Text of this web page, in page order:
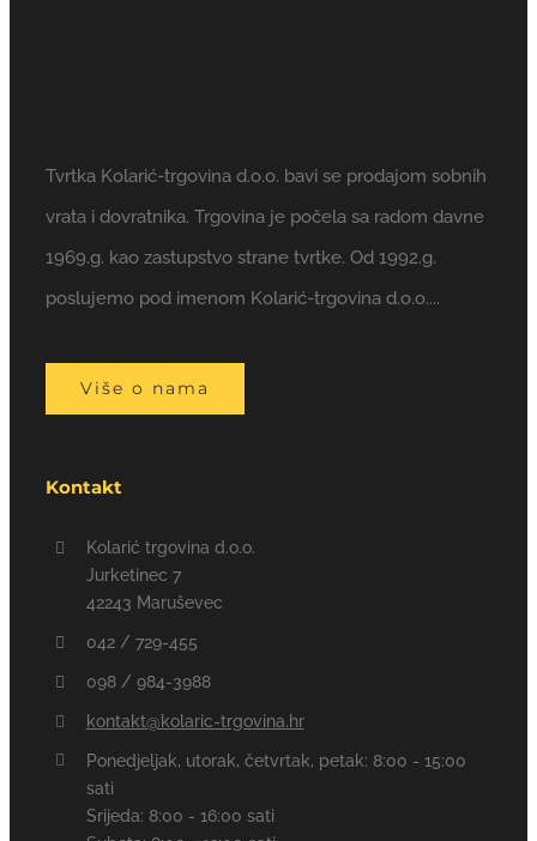
Tvrtka Kolarić-trgovina d.o.o. bavi se prodajom sobnih
vrata i dovratnika. Trgovina je počela sa radom davne
1969.g. kao zastupstvo strane tvrtke. Od 1992.g.
poslujemo pod imenom Kolarić-trgovina d.o.o....
Više o nama
Kontakt
Kolarić trgovina d.o.o.
Jurketinec 7
42243 Maruševec
042 / 729-455
098 / 984-3988
kontakt@kolaric-trgovina.hr
Ponedjeljak, utorak, četvrtak, petak: 8:00 - 15:00
sati
Srijeda: 8:00 - 16:00 sati